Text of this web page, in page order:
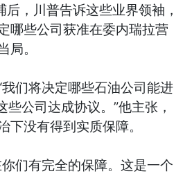
，川普告诉这些业界领袖，
哪些公司获准在委内瑞拉营
局。
们将决定哪些石油公司能进
公司达成协议。”他主张，
下没有得到实质保障。
们有完全的保障。这是一个